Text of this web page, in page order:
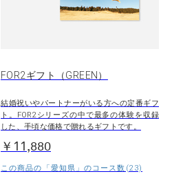
FOR2ギフト（GREEN）
結婚祝いやパートナーがいる方への定番ギフ
ト。FOR2シリーズの中で最多の体験を収録
した、手頃な価格で贈れるギフトです。
￥11,880
この商品の「愛知県」のコース数(23)